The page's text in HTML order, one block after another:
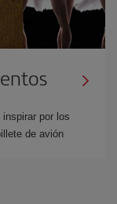
por los
de avión